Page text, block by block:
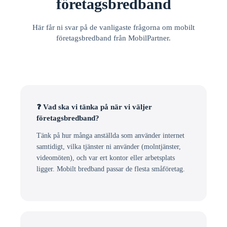
företagsbredband
Här får ni svar på de vanligaste frågorna om mobilt
företagsbredband från MobilPartner.
❓ Vad ska vi tänka på när vi väljer
företagsbredband?
Tänk på hur många anställda som använder internet
samtidigt, vilka tjänster ni använder (molntjänster,
videomöten), och var ert kontor eller arbetsplats
ligger. Mobilt bredband passar de flesta småföretag.